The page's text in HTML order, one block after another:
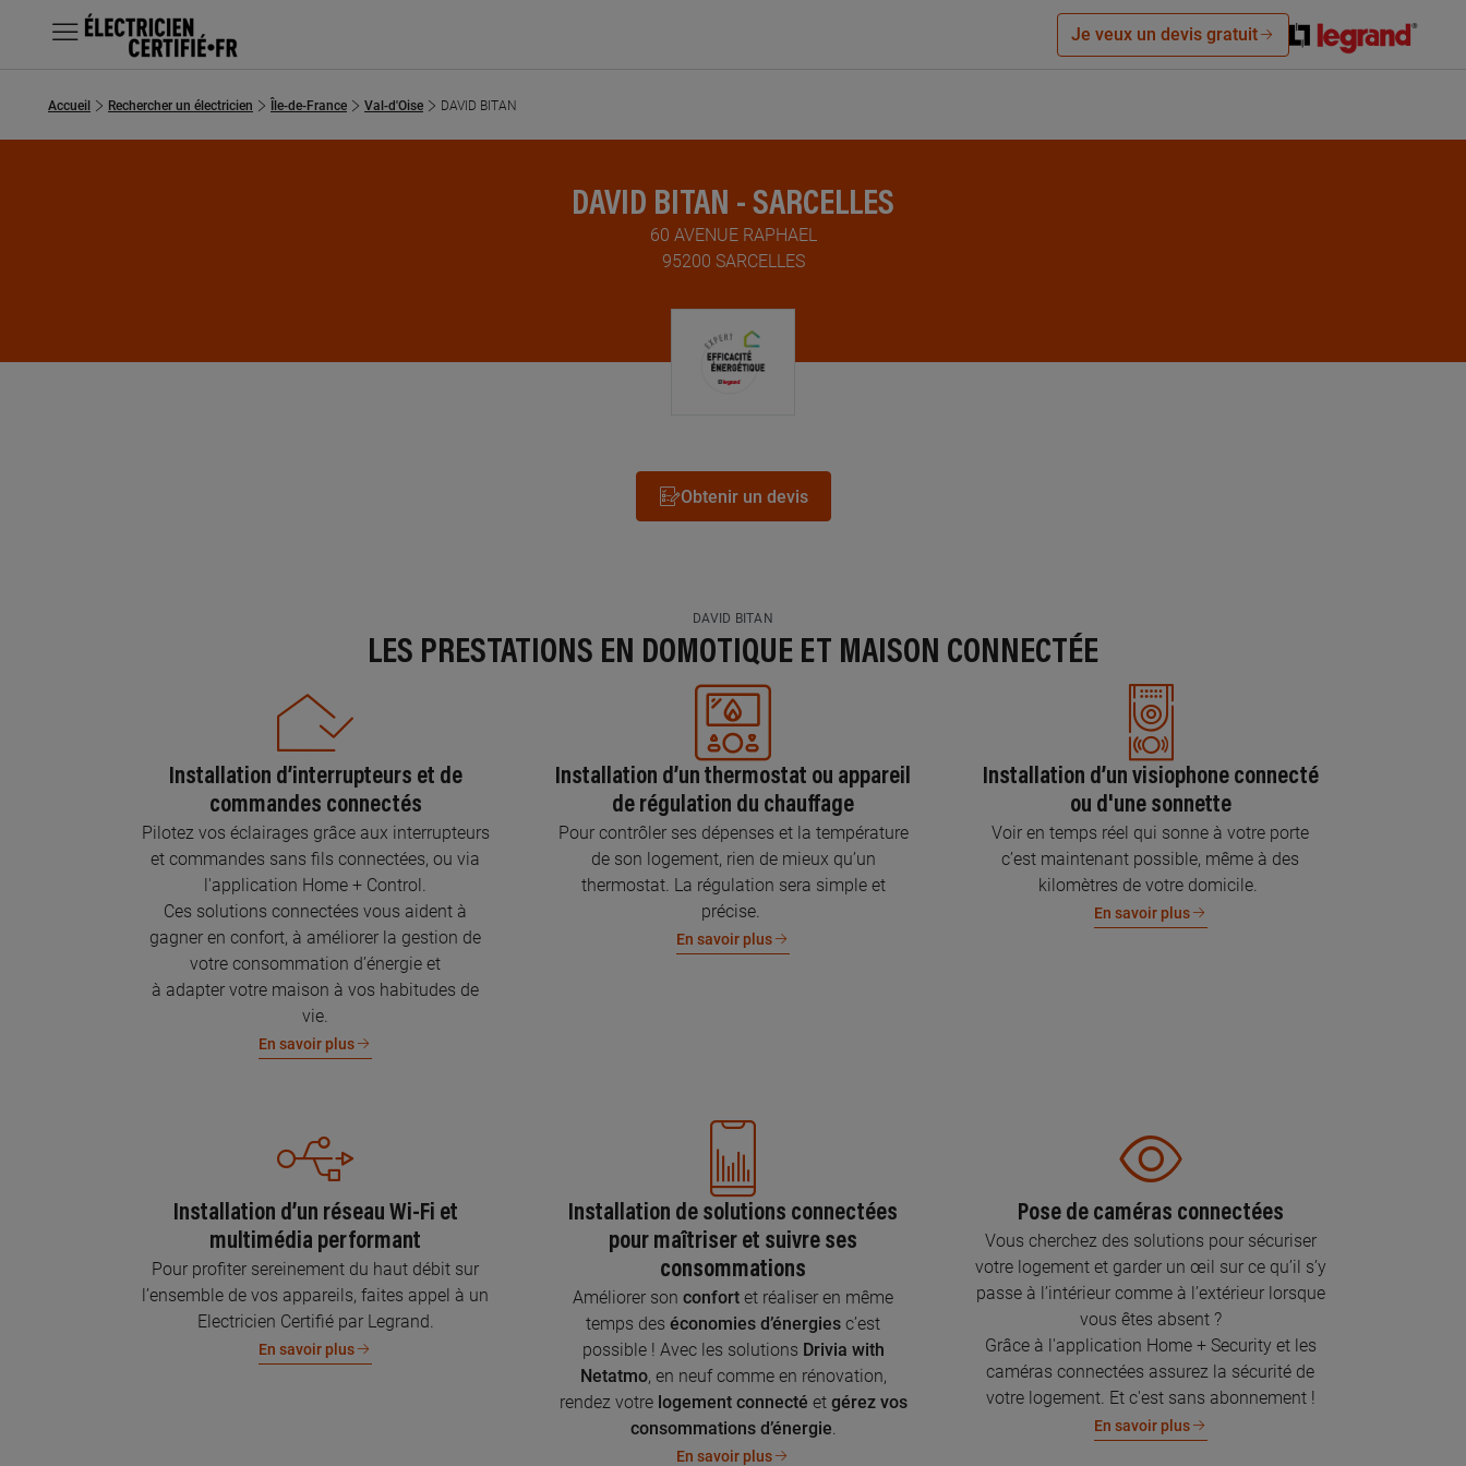
MENU
Chercher un électricien
Je veux un devis gratuit
Accueil Rechercher un électricien Île-de-France Val-d'Oise DAVID BITAN
DAVID BITAN - SARCELLES
60 AVENUE RAPHAEL
95200 SARCELLES
Obtenir un devis
DAVID BITAN
LES PRESTATIONS EN DOMOTIQUE ET MAISON CONNECTÉE
Installation d’interrupteurs et de
commandes connectés
Pilotez vos éclairages grâce aux interrupteurs
et commandes sans fils connectées, ou via
l'application Home + Control.
Ces solutions connectées vous aident à
gagner en confort, à améliorer la gestion de
votre consommation d’énergie et
à adapter votre maison à vos habitudes de
vie.
En savoir plus
Installation d’un thermostat ou appareil
de régulation du chauffage
Pour contrôler ses dépenses et la température
de son logement, rien de mieux qu’un
thermostat. La régulation sera simple et
précise.
En savoir plus
Installation d’un visiophone connecté
ou d'une sonnette
Voir en temps réel qui sonne à votre porte
c’est maintenant possible, même à des
kilomètres de votre domicile.
En savoir plus
Installation d’un réseau Wi-Fi et
multimédia performant
Pour profiter sereinement du haut débit sur
l’ensemble de vos appareils, faites appel à un
Electricien Certifié par Legrand.
En savoir plus
Installation de solutions connectées
pour maîtriser et suivre ses
consommations
Améliorer son confort et réaliser en même
temps des économies d’énergies c’est
possible ! Avec les solutions Drivia with
Netatmo, en neuf comme en rénovation,
rendez votre logement connecté et gérez vos
consommations d’énergie.
En savoir plus
Pose de caméras connectées
Vous cherchez des solutions pour sécuriser
votre logement et garder un œil sur ce qu’il s’y
passe à l’intérieur comme à l’extérieur lorsque
vous êtes absent ?
Grâce à l'application Home + Security et les
caméras connectées assurez la sécurité de
votre logement. Et c'est sans abonnement !
En savoir plus